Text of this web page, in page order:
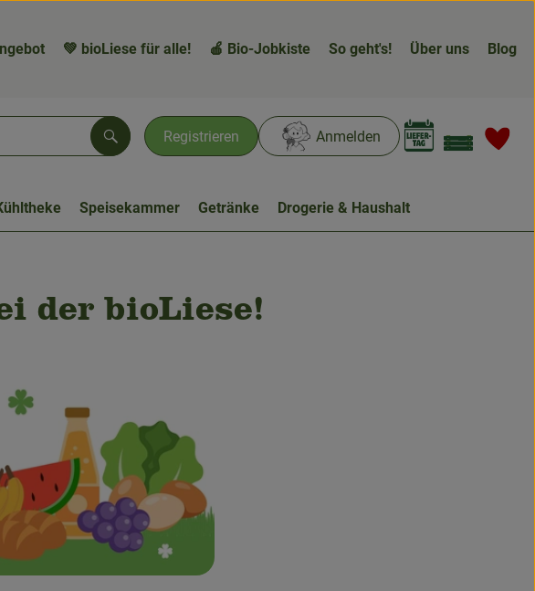
💚 bioLiese für alle! 🍎 Bio-Jobkiste So geht's! Über uns Blog
Registrieren Anmelden
Suchen
Speisekammer Getränke Drogerie & Haushalt
der bioLiese!